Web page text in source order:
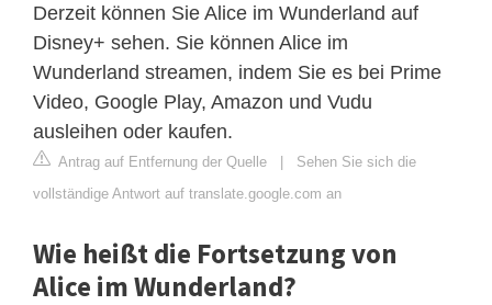
Derzeit können Sie Alice im Wunderland auf
Disney+ sehen. Sie können Alice im
Wunderland streamen, indem Sie es bei Prime
Video, Google Play, Amazon und Vudu
ausleihen oder kaufen.
Antrag auf Entfernung der Quelle | Sehen Sie sich die
vollständige Antwort auf translate.google.com an
Wie heißt die Fortsetzung von
Alice im Wunderland?